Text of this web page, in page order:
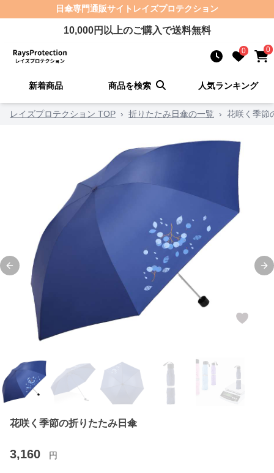
日傘専門通販サイト レイズプロテクション
10,000円以上のご購入で送料無料
0 0
新着商品 商品を検索 人気ランキング
レイズプロテクション TOP › 折りたたみ日傘の一覧 › 花咲く季節
Previous slide
花咲く季節の折りたたみ日傘
3,160 円